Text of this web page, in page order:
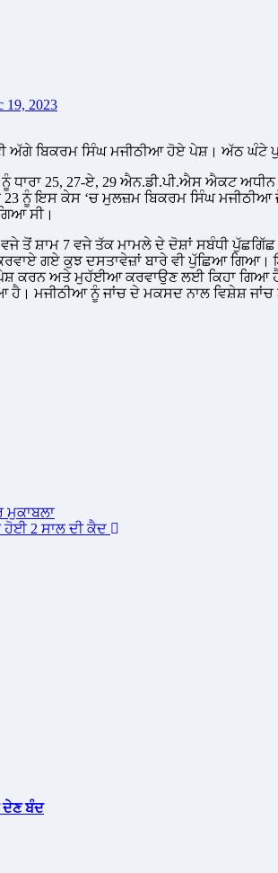
19, 2023
ਅੱਗੇ ਬਿਕਰਮ ਸਿੰਘ ਮਜੀਠੀਆ ਹੋਏ ਪੇਸ਼। ਅੱਠ ਘੰਟੇ
ਧਾਰਾ 25, 27-ਏ, 29 ਐਨ.ਡੀ.ਪੀ.ਐਸ ਐਕਟ
ਨੂੰ ਇਸ ਕੇਸ ‘ਚ ਮੁਲਜ਼ਮ ਬਿਕਰਮ ਸਿੰਘ ਮਜੀਠੀਆ ਜੋ
ਸੀ।
ਤੋਂ ਸ਼ਾਮ 7 ਵਜੇ ਤੱਕ ਮਾਮਲੇ ਦੇ ਦੋਸ਼ਾਂ ਸਬੰਧੀ
ਗਏ ਕੁਝ ਦਸਤਾਵੇਜ਼ਾਂ ਬਾਰੇ ਵੀ ਪੁੱਛਿਆ ਗਿਆ।
ਕਰਨ ਅਤੇ ਮੁਹੱਈਆ ਕਰਵਾਉਣ ਲਈ ਕਿਹਾ ਗਿਆ
ਮਜੀਠੀਆ ਨੂੰ ਜਾਂਚ ਦੇ ਮਕਸਦ ਨਾਲ ਵਿਸ਼ੇਸ਼
ਮੁਕਾਬਲਾ
ਹੋਈ 2 ਸਾਲ ਦੀ ਕੈਦ
ਦੇਣ ਬੰਦ